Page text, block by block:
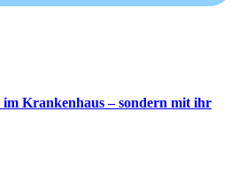
im Krankenhaus – sondern mit ihr